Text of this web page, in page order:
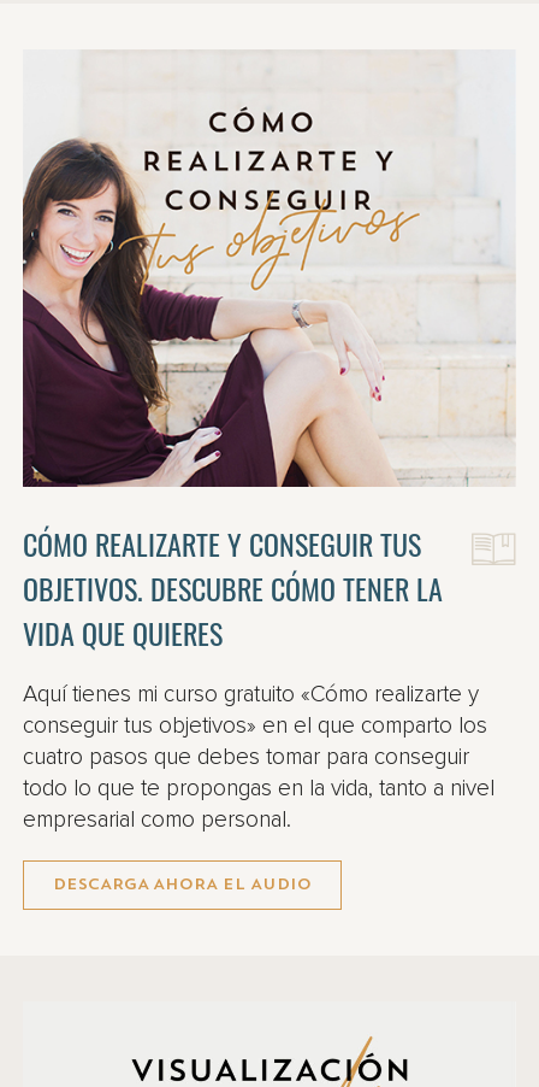
CÓMO REALIZARTE Y CONSEGUIR TUS
OBJETIVOS. DESCUBRE CÓMO TENER LA
VIDA QUE QUIERES
Aquí tienes mi curso gratuito «Cómo realizarte y
conseguir tus objetivos» en el que comparto los
cuatro pasos que debes tomar para conseguir
todo lo que te propongas en la vida, tanto a nivel
empresarial como personal.
DESCARGA AHORA EL AUDIO